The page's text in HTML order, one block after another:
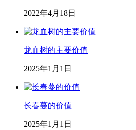
2022年4月18日
龙血树的主要价值
2025年1月1日
长春蔓的价值
2025年1月1日